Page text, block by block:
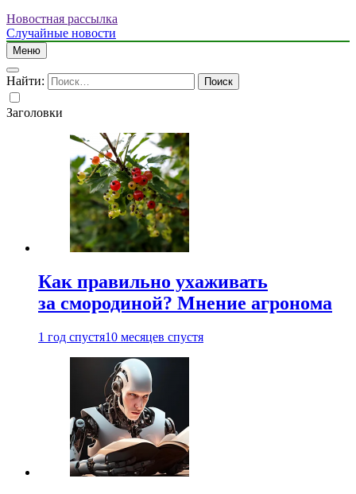
Новостная рассылка
Случайные новости
Меню
Найти:
Заголовки
Как правильно ухаживать
за смородиной? Мнение агронома
1 год спустя10 месяцев спустя